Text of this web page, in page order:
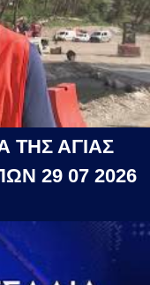
ΤΗΣ ΑΓΙΑΣ
29 07 2026